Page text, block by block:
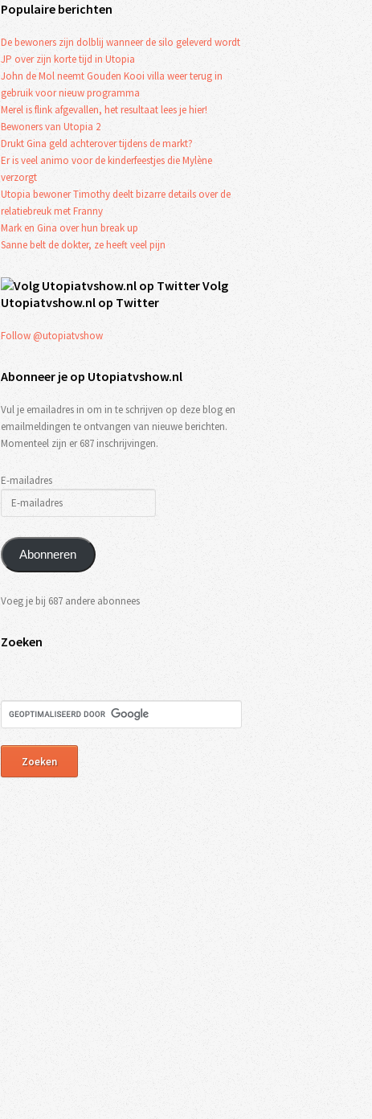
Populaire berichten
De bewoners zijn dolblij wanneer de silo geleverd wordt
JP over zijn korte tijd in Utopia
John de Mol neemt Gouden Kooi villa weer terug in
gebruik voor nieuw programma
Merel is flink afgevallen, het resultaat lees je hier!
Bewoners van Utopia 2
Drukt Gina geld achterover tijdens de markt?
Er is veel animo voor de kinderfeestjes die Mylène
verzorgt
Utopia bewoner Timothy deelt bizarre details over de
relatiebreuk met Franny
Mark en Gina over hun break up
Sanne belt de dokter, ze heeft veel pijn
Volg
Utopiatvshow.nl op Twitter
Follow @utopiatvshow
Abonneer je op Utopiatvshow.nl
Vul je emailadres in om in te schrijven op deze blog en
emailmeldingen te ontvangen van nieuwe berichten.
Momenteel zijn er 687 inschrijvingen.
E-mailadres
Abonneren
Voeg je bij 687 andere abonnees
Zoeken